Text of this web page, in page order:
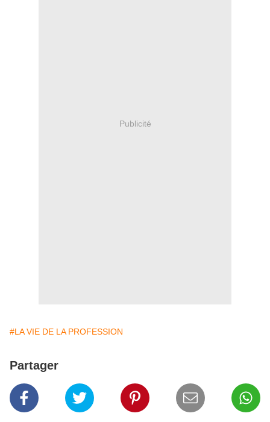
Publicité
#LA VIE DE LA PROFESSION
Partager